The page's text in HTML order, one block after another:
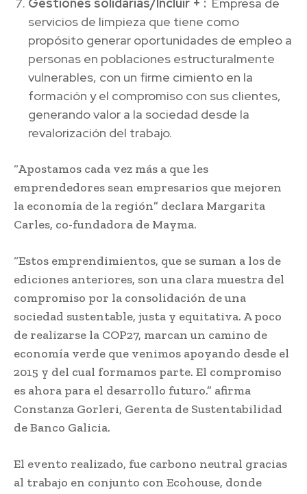
servicios de limpieza que tiene como
propósito generar oportunidades de empleo a
personas en poblaciones estructuralmente
vulnerables, con un firme cimiento en la
formación y el compromiso con sus clientes,
generando valor a la sociedad desde la
revalorización del trabajo.
“Apostamos cada vez más a que les
emprendedores sean empresarios que mejoren
la economía de la región” declara Margarita
Carles, co-fundadora de Mayma.
“Estos emprendimientos, que se suman a los de
ediciones anteriores, son una clara muestra del
compromiso por la consolidación de una
sociedad sustentable, justa y equitativa. A poco
de realizarse la COP27, marcan un camino de
economía verde que venimos apoyando desde el
2015 y del cual formamos parte. El compromiso
es ahora para el desarrollo futuro.” afirma
Constanza Gorleri, Gerenta de Sustentabilidad
de Banco Galicia.
El evento realizado, fue carbono neutral gracias
al trabajo en conjunto con Ecohouse, donde